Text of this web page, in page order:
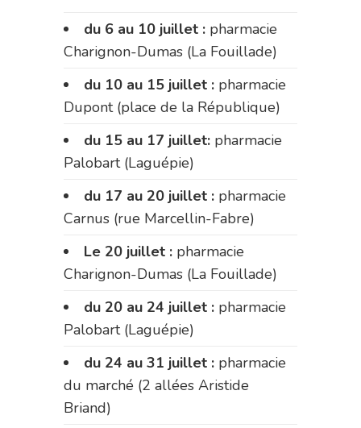
du 6 au 10 juillet : pharmacie
Charignon-Dumas (La Fouillade)
du 10 au 15 juillet : pharmacie
Dupont (place de la République)
du 15 au 17 juillet: pharmacie
Palobart (Laguépie)
du 17 au 20 juillet : pharmacie
Carnus (rue Marcellin-Fabre)
Le 20 juillet : pharmacie
Charignon-Dumas (La Fouillade)
du 20 au 24 juillet : pharmacie
Palobart (Laguépie)
du 24 au 31 juillet : pharmacie
du marché (2 allées Aristide
Briand)